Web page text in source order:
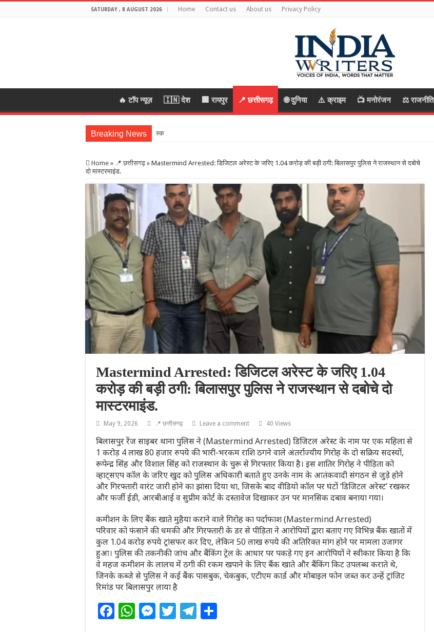
SATURDAY , 8 AUGUST 2026 Home Contact us About us Privacy Policy
🔥 टॉप न्यूज़ 🇮🇳 देश 🏢 रायपुर 📍 छत्तीसगढ़ 🌐 दुनिया ⚠️ क्राइम 📺 मनोरंजन ⚖️ राजनीति
Breaking News स्कूल में शिक्षकों
Home » 📍 छत्तीसगढ़ » Mastermind Arrested: डिजिटल अरेस्ट के जरिए 1.04 करोड़ की बड़ी ठगी: बिलासपुर पुलिस ने राजस्थान से दबोचे
दो मास्टरमाइंड.
Mastermind Arrested: डिजिटल अरेस्ट के जरिए 1.04
करोड़ की बड़ी ठगी: बिलासपुर पुलिस ने राजस्थान से दबोचे दो
मास्टरमाइंड.
May 9, 2026 📍 छत्तीसगढ़ Leave a comment 40 Views
बिलासपुर रेंज साइबर थाना पुलिस ने (Mastermind Arrested) डिजिटल अरेस्ट के नाम पर एक महिला से
1 करोड़ 4 लाख 80 हजार रुपये की भारी-भरकम राशि ठगने वाले अंतर्राज्यीय गिरोह के दो सक्रिय सदस्यों,
रूपेन्द्र सिंह और विशाल सिंह को राजस्थान के चुरू से गिरफ्तार किया है। इस शातिर गिरोह ने पीड़िता को
व्हाट्सएप कॉल के जरिए खुद को पुलिस अधिकारी बताते हुए उनके नाम के आतंकवादी संगठन से जुड़े होने
और गिरफ्तारी वारंट जारी होने का झांसा दिया था, जिसके बाद वीडियो कॉल पर घंटों ‘डिजिटल अरेस्ट’ रखकर
और फर्जी ईडी, आरबीआई व सुप्रीम कोर्ट के दस्तावेज दिखाकर उन पर मानसिक दबाव बनाया गया।
कमीशन के लिए बैंक खाते मुहैया कराने वाले गिरोह का पर्दाफाश (Mastermind Arrested)
परिवार को फंसाने की धमकी और गिरफ्तारी के डर से पीड़िता ने आरोपियों द्वारा बताए गए विभिन्न बैंक खातों में
कुल 1.04 करोड़ रुपये ट्रांसफर कर दिए, लेकिन 50 लाख रुपये की अतिरिक्त मांग होने पर मामला उजागर
हुआ। पुलिस की तकनीकी जांच और बैंकिंग ट्रेल के आधार पर पकड़े गए इन आरोपियों ने स्वीकार किया है कि
वे महज कमीशन के लालच में ठगी की रकम खपाने के लिए बैंक खाते और बैंकिंग किट उपलब्ध कराते थे,
जिनके कब्जे से पुलिस ने कई बैंक पासबुक, चेकबुक, एटीएम कार्ड और मोबाइल फोन जब्त कर उन्हें ट्रांजिट
रिमांड पर बिलासपुर लाया है
F W M T T